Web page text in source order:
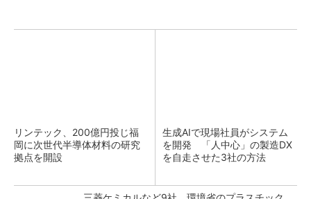
リンテック、200億円投じ福
岡に次世代半導体材料の研究
拠点を開設
生成AIで現場社員がシステム
を開発 「人中心」の製造DX
を自走させた3社の方法